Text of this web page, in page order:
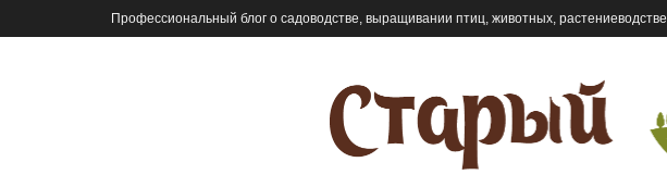
Профессиональный блог о садоводстве, выращивании птиц, животных, растениеводстве